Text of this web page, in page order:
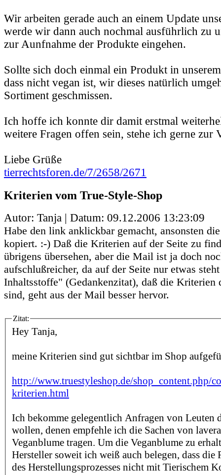
Wir arbeiten gerade auch an einem Update
werde wir dann auch nochmal ausführlich zu
zur Aunfnahme der Produkte eingehen.
Sollte sich doch einmal ein Produkt in
dass nicht vegan ist, wir dieses natürlich
Sortiment geschmissen.
Ich hoffe ich konnte dir damit erstmal
weitere Fragen offen sein, stehe ich gerne zur
Liebe Grüße
tierrechtsforen.de/7/2658/2671
Kriterien vom True-Style-Shop
Autor: Tanja | Datum: 09.12.2006 13:23:09
Habe den link anklickbar gemacht, ansonsten
kopiert. :-) Daß die Kriterien auf der Seite zu
übrigens übersehen, aber die Mail ist ja doch
aufschlußreicher, da auf der Seite nur etwas
Inhaltsstoffe" (Gedankenzitat), daß die Kriterien
sind, geht aus der Mail besser hervor.
Zitat:
Hey Tanja,
meine Kriterien sind gut sichtbar im Shop
http://www.truestyleshop.de/shop_content.php/
kriterien.html
Ich bekomme gelegentlich Anfragen von Leuten
wollen, denen empfehle ich die Sachen von
Veganblume tragen. Um die Veganblume zu
Hersteller soweit ich weiß auch belegen, dass die
des Herstellungsprozesses nicht mit Tierischem